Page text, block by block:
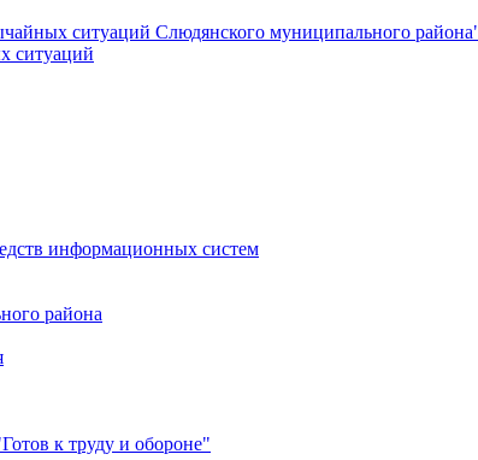
ситуаций Слюдянского муниципального
ситуаций
информационных систем
района
к труду и обороне"